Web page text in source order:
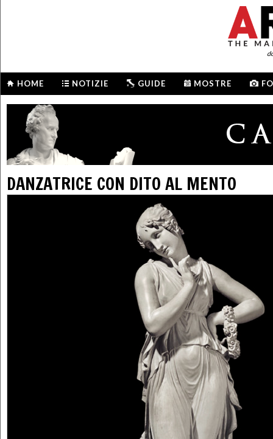
HOME NOTIZIE GUIDE MOSTRE
DANZATRICE CON DITO AL MENTO